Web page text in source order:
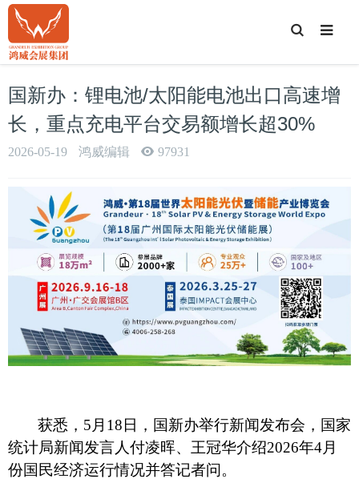
T
o
g
e
S
e
a
r
国新办：锂电池/太阳能电池出口高速增
长，重点充电平台交易额增长超30%
2026-05-19 鸿威编辑 97931
获悉， 5月18日，国新办举行新闻发布会，国家
统计局新闻发言人付凌晖、王冠华介绍2026年4月
份国民经济运行情况并答记者问。